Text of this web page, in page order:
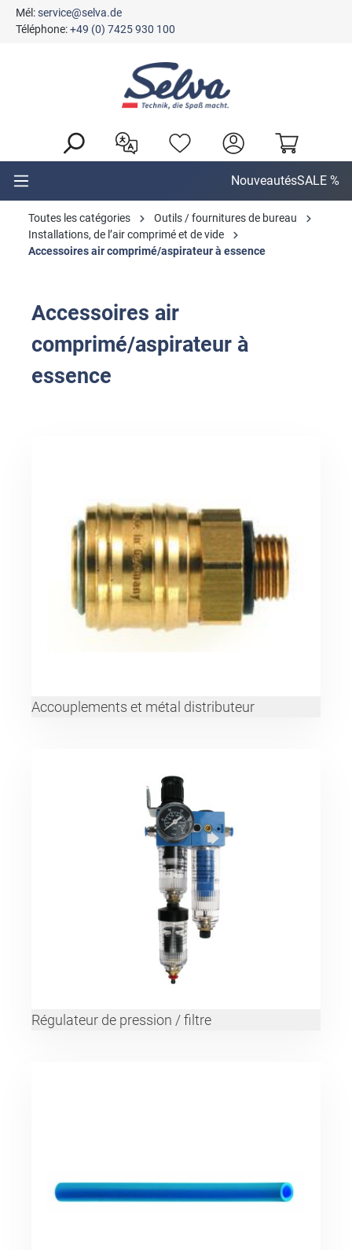
principal
Mél:service@selva.de
Téléphone:+49 (0) 7425 930 100
NouveautésSALE %
Toutes les catégories
Outils / fournitures de bureau
Installations, de l’air comprimé et de vide
Accessoires air comprimé/aspirateur à essence
Accessoires air
comprimé/aspirateur à
essence
Accouplements et métal distributeur
Régulateur de pression / filtre